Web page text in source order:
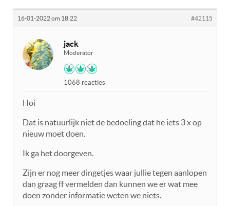
16-01-2022 om 18:22 #42115
jack
Moderator
1068 reacties
Hoi
Dat is natuurlijk niet de bedoeling dat he iets 3 x op
nieuw moet doen.
Ik ga het doorgeven.
Zijn er nog meer dingetjes waar jullie tegen aanlopen
dan graag ff vermelden dan kunnen we er wat mee
doen zonder informatie weten we niets.